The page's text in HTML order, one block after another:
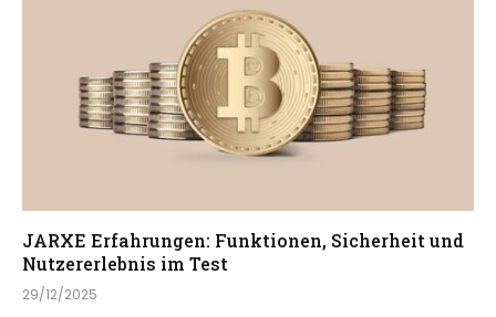
JARXE Erfahrungen: Funktionen, Sicherheit und
Nutzererlebnis im Test
29/12/2025